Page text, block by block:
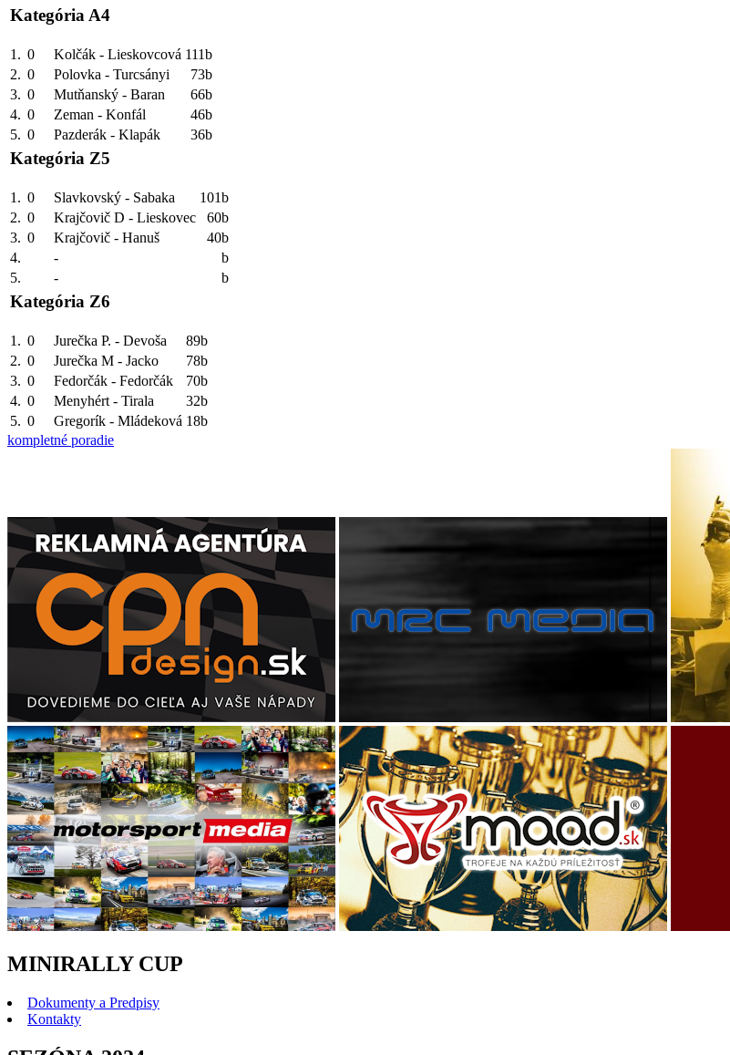
Kategória A4
1. 0 Kolčák - Lieskovcová 111b
2. 0 Polovka - Turcsányi
73b
3. 0 Mutňanský - Baran
66b
4. 0 Zeman - Konfál
46b
5. 0 Pazderák - Klapák 36b
Kategória Z5
1. 0 Slavkovský - Sabaka
101b
2. 0 Krajčovič D - Lieskovec
60b
3. 0 Krajčovič - Hanuš
40b
4.
-
b
5.
- b
Kategória Z6
1. 0 Jurečka P. - Devoša
89b
2. 0 Jurečka M - Jacko
78b
3. 0 Fedorčák - Fedorčák
70b
4. 0 Menyhért - Tirala
32b
5. 0 Gregorík - Mládeková 18b
kompletné poradie
MINIRALLY CUP
Dokumenty a Predpisy
Kontakty